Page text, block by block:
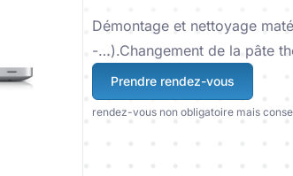
Démontage et nettoyage
-…).Changement de la pâte
Prendre rendez-vous
rendez-vous non obligatoire mais